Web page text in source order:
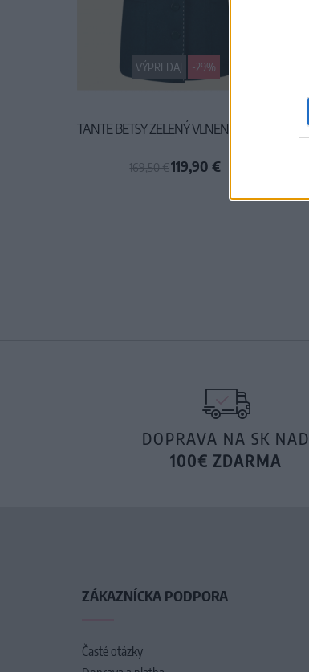
VÝPREDAJ -29%
TANTE BETSY ZELENÝ VLNENÝ KABÁT
169,50 €119,90 €
DOPRAVA NA SK NAD
100€ ZDARMA
ZÁKAZNÍCKA PODPORA
Časté otázky